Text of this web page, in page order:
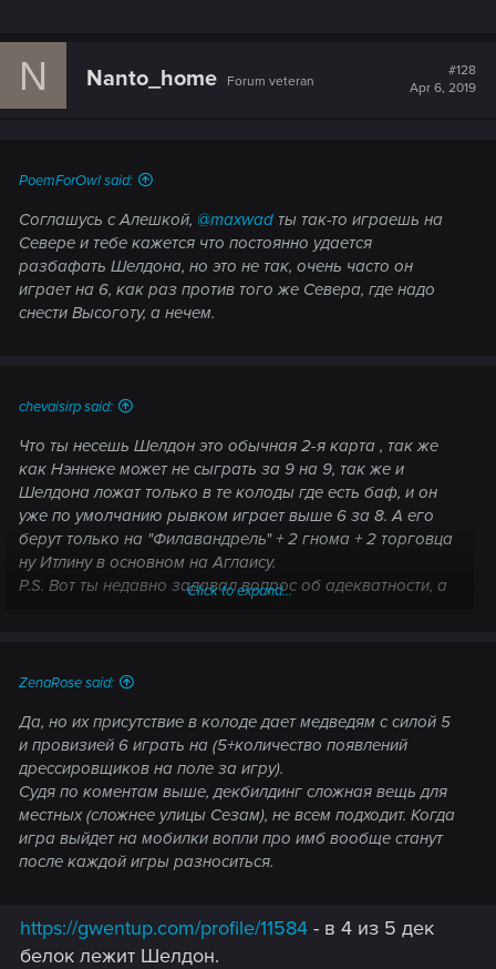
N Nanto_home Forum veteran
#128
Apr 6, 2019
PoemForOwl said:
Соглашусь с Алешкой, @maxwad ты так-то играешь на
Севере и тебе кажется что постоянно удается
разбафать Шелдона, но это не так, очень часто он
играет на 6, как раз против того же Севера, где надо
снести Высоготу, а нечем.
chevaisirp said:
Что ты несешь Шелдон это обычная 2-я карта , так же
как Нэннеке может не сыграть за 9 на 9, так же и
Шелдона ложат только в те колоды где есть баф, и он
уже по умолчанию рывком играет выше 6 за 8. А его
берут только на "Филавандрель" + 2 гнома + 2 торговца
ну Итлину в основном на Аглаису.
P.S. Вот ты недавно задавал вопрос об адекватности, а
Click to expand...
ZenaRose said:
Да, но их присутствие в колоде дает медведям с силой 5
и провизией 6 играть на (5+количество появлений
дрессировщиков на поле за игру).
Судя по коментам выше, декбилдинг сложная вещь для
местных (сложнее улицы Сезам), не всем подходит. Когда
игра выйдет на мобилки вопли про имб вообще станут
после каждой игры разноситься.
https://gwentup.com/profile/11584 - в 4 из 5 дек
белок лежит Шелдон.